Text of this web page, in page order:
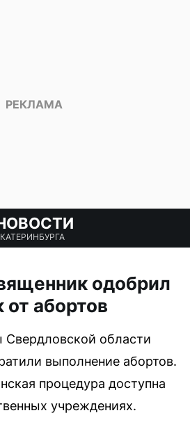
одобрил
от абортов
области
выполнение абортов.
процедура доступна
учреждениях.